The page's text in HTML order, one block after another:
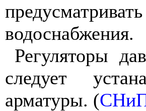
водоснабжения.
Регуляторы
следует
арматуры. (